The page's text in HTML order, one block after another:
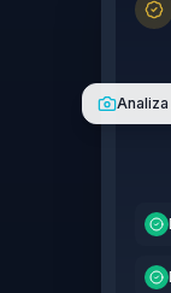
Analiza